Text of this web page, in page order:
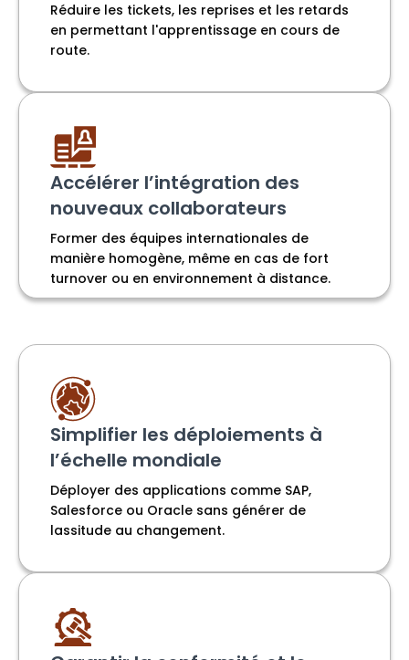
Réduire les tickets, les reprises et les retards
en permettant l'apprentissage en cours de
route.
Accélérer l’intégration des
nouveaux collaborateurs
Former des équipes internationales de
manière homogène, même en cas de fort
turnover ou en environnement à distance.
Simplifier les déploiements à
l’échelle mondiale
Déployer des applications comme SAP,
Salesforce ou Oracle sans générer de
lassitude au changement.